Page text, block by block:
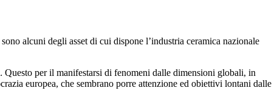
alcuni degli asset di cui dispone l’industria ceramica nazionale
Questo per il manifestarsi di fenomeni dalle dimensioni globali, in
europea, che sembrano porre attenzione ed obiettivi lontani dalle